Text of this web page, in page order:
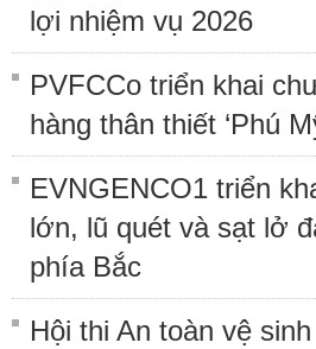
lợi nhiệm vụ 2026
PVFCCo triển khai
hàng thân thiết ‘Phú
EVNGENCO1 triển
lớn, lũ quét và sạt lở
phía Bắc
Hội thi An toàn vệ